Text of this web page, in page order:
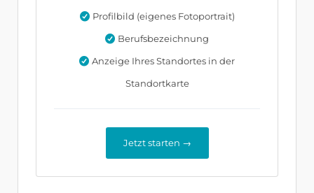
Profilbild (eigenes Fotoportrait)
Berufsbezeichnung
Anzeige Ihres Standortes in der
Standortkarte
Jetzt starten →